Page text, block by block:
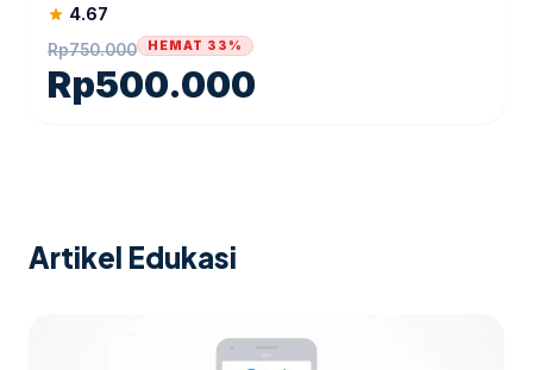
star 4.67
Rp750.000
Rp500.000
HEMAT 33%
Artikel Edukasi